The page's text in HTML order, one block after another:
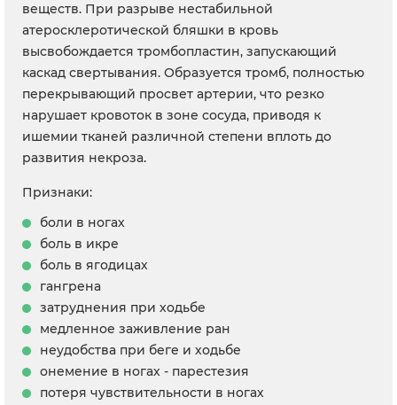
веществ. При разрыве нестабильной
атеросклеротической бляшки в кровь
высвобождается тромбопластин, запускающий
каскад свертывания. Образуется тромб, полностью
перекрывающий просвет артерии, что резко
нарушает кровоток в зоне сосуда, приводя к
ишемии тканей различной степени вплоть до
развития некроза.
Признаки:
боли в ногах
боль в икре
боль в ягодицах
гангрена
затруднения при ходьбе
медленное заживление ран
неудобства при беге и ходьбе
онемение в ногах - парестезия
потеря чувствительности в ногах